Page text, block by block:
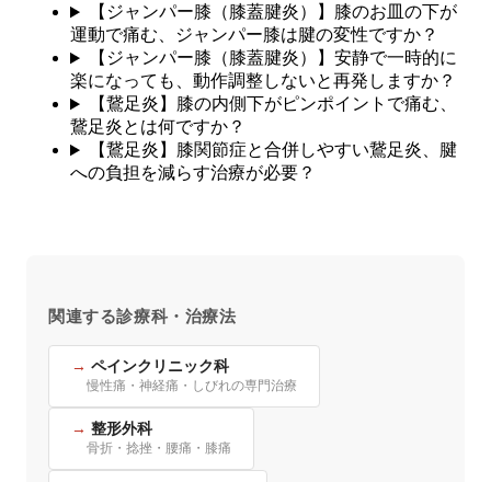
【ジャンパー膝（膝蓋腱炎）】膝のお皿の下が
運動で痛む、ジャンパー膝は腱の変性ですか？
【ジャンパー膝（膝蓋腱炎）】安静で一時的に
楽になっても、動作調整しないと再発しますか？
【鵞足炎】膝の内側下がピンポイントで痛む、
鵞足炎とは何ですか？
【鵞足炎】膝関節症と合併しやすい鵞足炎、腱
への負担を減らす治療が必要？
関連する診療科・治療法
ペインクリニック科
慢性痛・神経痛・しびれの専門治療
整形外科
骨折・捻挫・腰痛・膝痛